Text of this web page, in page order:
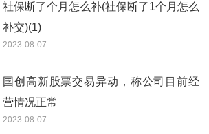
社保断了个月怎么补(社保断了1个月怎么
补交)(1)
2023-08-07
国创高新股票交易异动，称公司目前经
营情况正常
2023-08-07